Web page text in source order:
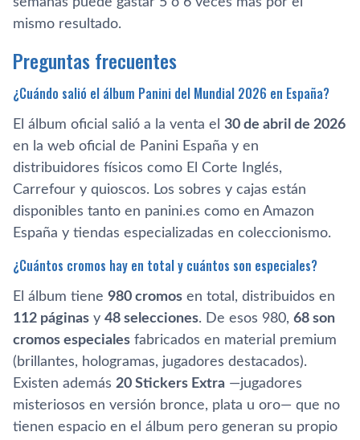
mismo resultado.
Preguntas frecuentes
¿Cuándo salió el álbum Panini del Mundial 2026 en España?
El álbum oficial salió a la venta el 30 de abril de 2026
en la web oficial de Panini España y en
distribuidores físicos como El Corte Inglés,
Carrefour y quioscos. Los sobres y cajas están
disponibles tanto en panini.es como en Amazon
España y tiendas especializadas en coleccionismo.
¿Cuántos cromos hay en total y cuántos son especiales?
El álbum tiene 980 cromos en total, distribuidos en
112 páginas y 48 selecciones. De esos 980, 68 son
cromos especiales fabricados en material premium
(brillantes, hologramas, jugadores destacados).
Existen además 20 Stickers Extra —jugadores
misteriosos en versión bronce, plata u oro— que no
tienen espacio en el álbum pero generan su propio